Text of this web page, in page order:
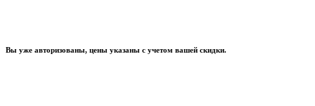
Вы уже авторизованы, цены указаны с учетом вашей скидки.